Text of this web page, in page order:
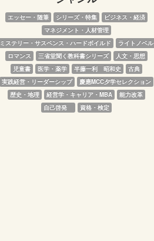
エッセー・随筆 シリーズ・特集
ビジネス・経済
マネジメント・人材管理
ミステリー・サスペンス・ハードボイルド
ライトノベル
ロマンス
三省堂聞く教科書シリーズ
人文・思想
児童書
医学・薬学 半藤一利　昭和史
古典
実践経営・リーダーシップ
慶應MCC夕学セレクション
歴史・地理
経営学・キャリア・MBA
能力改革
自己啓発
資格・検定